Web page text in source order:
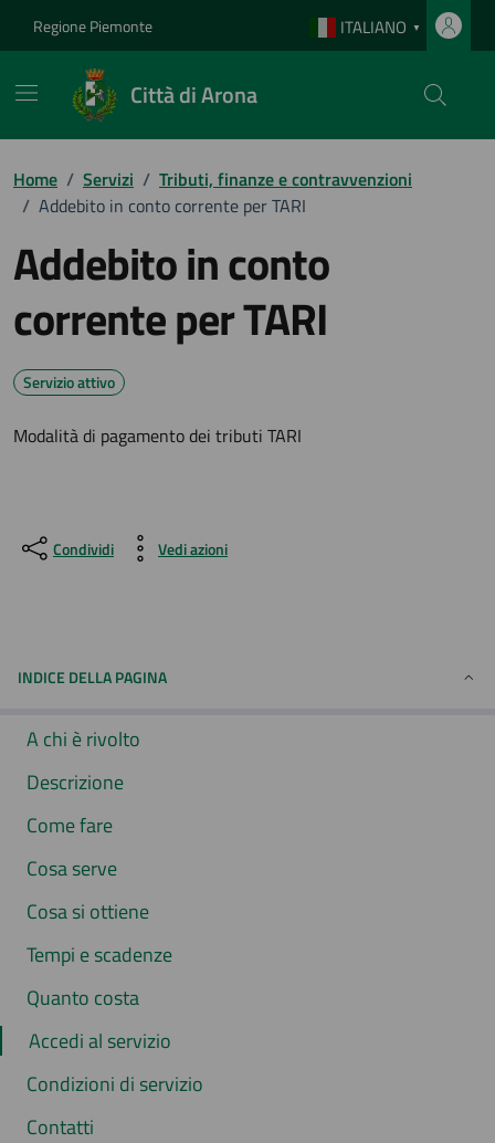
Regione Piemonte ITALIANO ▼
Città di Arona
Home / Servizi / Tributi, finanze e contravvenzioni
/ Addebito in conto corrente per TARI
Addebito in conto
corrente per TARI
Servizio attivo
Modalità di pagamento dei tributi TARI
Condividi Vedi azioni
INDICE DELLA PAGINA
A chi è rivolto
Descrizione
Come fare
Cosa serve
Cosa si ottiene
Tempi e scadenze
Quanto costa
Accedi al servizio
Condizioni di servizio
Contatti